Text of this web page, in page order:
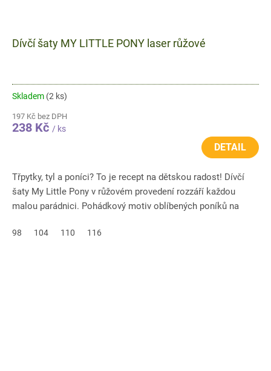
Dívčí šaty MY LITTLE PONY laser růžové
Skladem (2 ks)
197 Kč bez DPH
238 Kč / ks
DETAIL
Třpytky, tyl a poníci? To je recept na dětskou radost! Dívčí
šaty My Little Pony v růžovém provedení rozzáří každou
malou parádnici. Pohádkový motiv oblíbených poníků na
98 104 110 116